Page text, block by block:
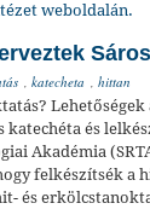
weboldalán.
, katecheta , hittan
katechéta és
Akadémia
felkészítsék
és